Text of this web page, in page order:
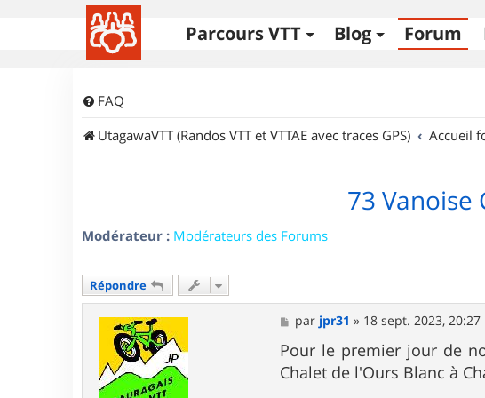
Parcours VTT Blog Forum
FAQ
UtagawaVTT (Randos VTT et VTTAE avec traces GPS)
Accueil
73 Vanoise
Modérateur : Modérateurs des Forums
Répondre
M
e
s
s
a
par jpr31 » 18 sept. 2023, 20:27
Pour le premier jour de
Chalet de l'Ours Blanc à